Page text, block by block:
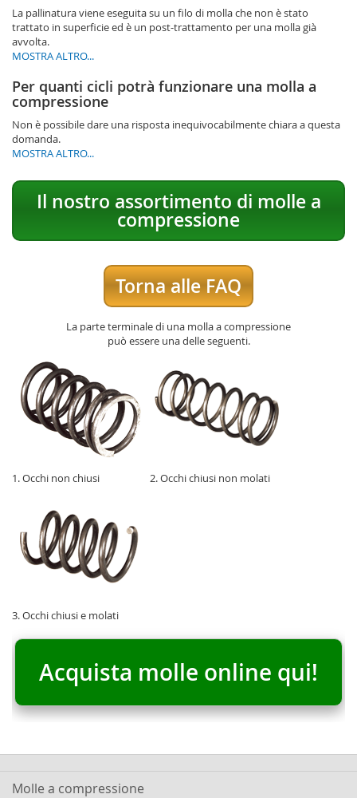
La pallinatura viene eseguita su un filo di molla che non è stato
trattato in superficie ed è un post-trattamento per una molla già
avvolta.
MOSTRA ALTRO...
Per quanti cicli potrà funzionare una molla a
compressione
Non è possibile dare una risposta inequivocabilmente chiara a questa
domanda.
MOSTRA ALTRO...
Il nostro assortimento di molle a
compressione
Torna alle FAQ
La parte terminale di una molla a compressione
può essere una delle seguenti.
1. Occhi non chiusi 2. Occhi chiusi non molati
3. Occhi chiusi e molati
Acquista molle online qui!
Molle a compressione